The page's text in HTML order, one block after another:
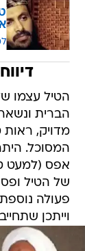
הטיל עצמו
הברית ונשאר
מדויק, ראות
המסוכל.
אפס (למעט
של הטיל
פעולה
וייתכן